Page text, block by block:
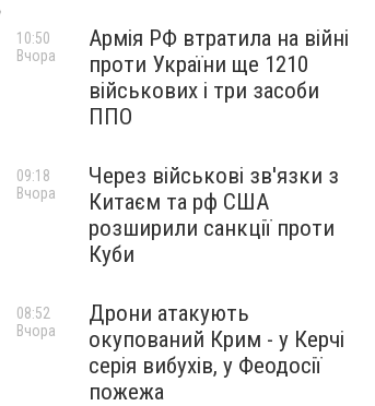
Армія РФ втратила на війні
проти України ще 1210
військових і три засоби
ППО
10:50
Вчора
Через військові зв'язки з
Китаєм та рф США
розширили санкції проти
Куби
09:18
Вчора
Дрони атакують
окупований Крим - у Керчі
серія вибухів, у Феодосії
пожежа
08:52
Вчора